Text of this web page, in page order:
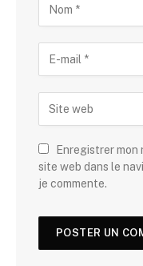
Enregistrer mon
site web dans le
je commente.